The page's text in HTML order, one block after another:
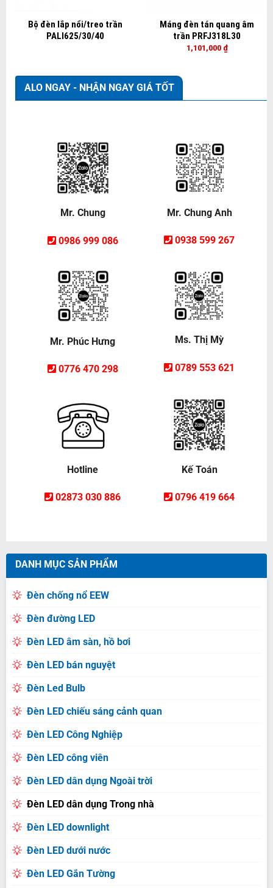
Bộ đèn lắp nổi/treo trần
PALI625/30/40
Máng đèn tán quang âm
trần PRFJ318L30
1,101,000 ₫
ALO NGAY - NHẬN NGAY GIÁ TỐT
Mr. Chung
0986 999 086
Mr. Chung Anh
0938 599 267
Mr. Phúc Hưng
0776 470 298
Ms. Thị Mỳ
0789 553 621
Hotline
02873 030 886
Kế Toán
0796 419 664
DANH MỤC SẢN PHẨM
Đèn chống nổ EEW
Đèn đường LED
Đèn LED âm sàn, hồ bơi
Đèn LED bán nguyệt
Đèn Led Bulb
Đèn LED chiếu sáng cảnh quan
Đèn LED Công Nghiệp
Đèn LED công viên
Đèn LED dân dụng Ngoài trời
Đèn LED dân dụng Trong nhà
Đèn LED downlight
Đèn LED dưới nước
Đèn LED Gắn Tường